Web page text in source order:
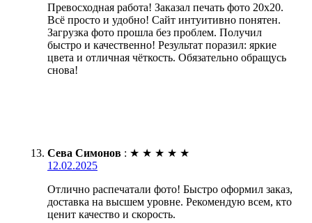
Превосходная работа! Заказал печать фото 20х20.
Всё просто и удобно! Сайт интуитивно понятен.
Загрузка фото прошла без проблем. Получил
быстро и качественно! Результат поразил: яркие
цвета и отличная чёткость. Обязательно обращусь
снова!
Сева Симонов : ★ ★ ★ ★ ★
12.02.2025
Отлично распечатали фото! Быстро оформил заказ,
доставка на высшем уровне. Рекомендую всем, кто
ценит качество и скорость.